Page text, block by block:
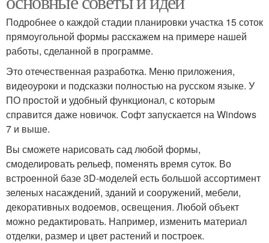
Подробнее о каждой стадии планировки участка 15 соток
прямоугольной формы расскажем на примере нашей
работы, сделанной в программе.
Это отечественная разработка. Меню приложения,
видеоуроки и подсказки полностью на русском языке. У
ПО простой и удобный функционал, с которым
справится даже новичок. Софт запускается на Windows
7 и выше.
Вы сможете нарисовать сад любой формы,
смоделировать рельеф, поменять время суток. Во
встроенной базе 3D-моделей есть большой ассортимент
зеленых насаждений, зданий и сооружений, мебели,
декоративных водоемов, освещения. Любой объект
можно редактировать. Например, изменить материал
отделки, размер и цвет растений и построек.